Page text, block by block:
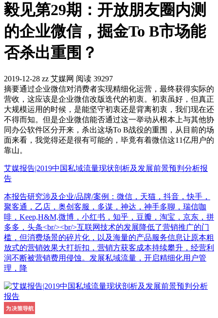
毅见第29期：开放朋友圈内测
的企业微信，掘金To B市场能
否杀出重围？
2019-12-28 zz 艾媒网 阅读 39297
摘要通过企业微信对消费者实现精细化运营，最终获得实际的
营收，这应该是企业微信改版迭代的初衷。初衷虽好，但真正
大规模运用的时候，是能坚守初衷还是背离初衷，我们现在还
不得而知。但是企业微信能否通过这一举动从根本上与其他协
同办公软件区分开来，杀出这场To B战役的重围，从目前的场
面来看，我觉得还是很有可能的，毕竟有着微信这11亿用户的
靠山。
艾媒报告|2019中国私域流量现状剖析及发展前景预判分析报
告
本报告研究涉及企业/品牌/案例：微信，天猫，抖音，快手，
聚客通，乙店，奥创客服，多谋，神达，神手多聊，瑞信咖
啡，Keep,H&M,微博，小红书，知乎，豆瓣，淘宝，京东，拼
多多，头条<br/><br/>互联网技术的发展降低了营销推广的门
槛，但消费场景的碎片化，以及海量的产品服务信息让原本粗
放式的营销效果大打折扣，营销方获客成本持续攀升，经营利
润不断被营销费用侵蚀。发展私域流量，开启精细化用户管
理，降